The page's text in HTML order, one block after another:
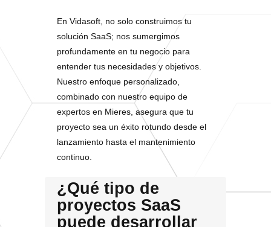
En Vidasoft, no solo construimos tu
solución SaaS; nos sumergimos
profundamente en tu negocio para
entender tus necesidades y objetivos.
Nuestro enfoque personalizado,
combinado con nuestro equipo de
expertos en Mieres, asegura que tu
proyecto sea un éxito rotundo desde el
lanzamiento hasta el mantenimiento
continuo.
¿Qué tipo de
proyectos SaaS
puede desarrollar